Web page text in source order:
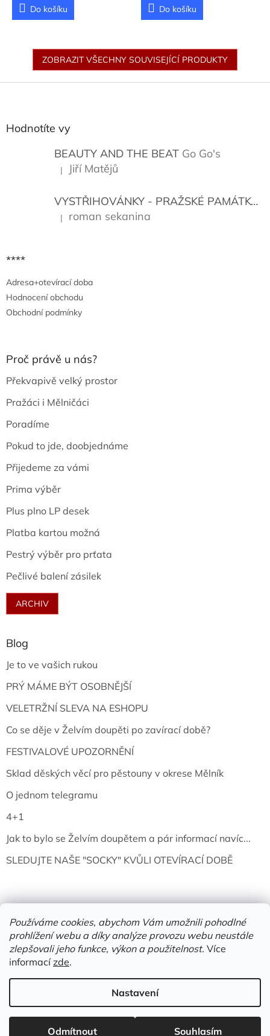
Používáme cookies, abychom Vám umožnili pohodlné
prohlížení webu a díky analýze provozu webu neustále
zlepšovali jeho funkce, výkon a použitelnost. Více
informacízde.
Nastavení
Odmítnout Souhlasím
Do košíku Do košíku
ZOBRAZIT VŠECHNY SOUVISEJÍCÍ PRODUKTY
Hodnotíte vy
BEAUTY AND THE BEAT Go Go's
Hodnocení produktu je 5 z 5 hvězdiček.
| Jiří Matějů
VYSTŘIHOVÁNKY - PRAŽSKÉ PAMÁTKY
Hodnocení produktu je 5 z 5 hvězdiček.
| roman sekanina
****
Adresa+otevírací doba
Hodnocení obchodu
Obchodní podmínky
Proč právě u nás?
Překvapivě velký prostor
Pražáci i Mělničáci
Poradíme
Pokud to jde, doobjednáme
Přijedeme za vámi
Prima výběr
Plus plno LP desek
Platba kartou možná
Pestrý výběr pro prťata
Pečlivé balení zásilek
ARCHIV
Blog
Je to ve vašich rukou
PRÝ MÁME BÝT OSOBNĚJŠÍ
VELETRŽNÍ SLEVA NA ESHOPU
Co se děje v Želvím doupěti po zavírací době?
FESTIVALOVÉ UPOZORNĚNÍ
Sklad děských věcí pro pěstouny v okrese Mělník
O jednom telegramu
4+1
Jak to bylo se Želvím doupětem a pár informací navíc...
SLEDUJTE NAŠE "SOCKY" KVŮLI OTEVÍRACÍ DOBĚ
Vytvořil Shoptet
Copyright 2026Želví doupě | knihy & vinyly | Mělník. Všechna
práva vyhrazena.
Upravit nastavení cookies